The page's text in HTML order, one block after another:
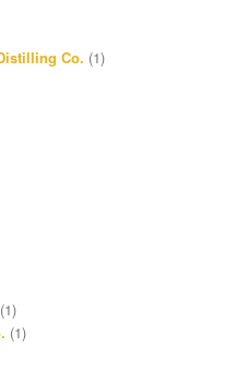
Co. (1)
(1)
(1)